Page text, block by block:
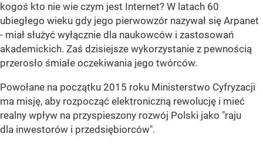
kogoś kto nie wie czym jest Internet? W latach 60
ubiegłego wieku gdy jego pierwowzór nazywał się Arpanet
- miał służyć wyłącznie dla naukowców i zastosowań
akademickich. Zaś dzisiejsze wykorzystanie z pewnością
przerosło śmiałe oczekiwania jego twórców.
Powołane na początku 2015 roku Ministerstwo Cyfryzacji
ma misję, aby rozpocząć elektroniczną rewolucję i mieć
realny wpływ na przyspieszony rozwój Polski jako "raju
dla inwestorów i przedsiębiorców".